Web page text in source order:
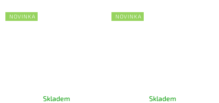
NOVINKA
Skladem
NOVINKA
Skladem